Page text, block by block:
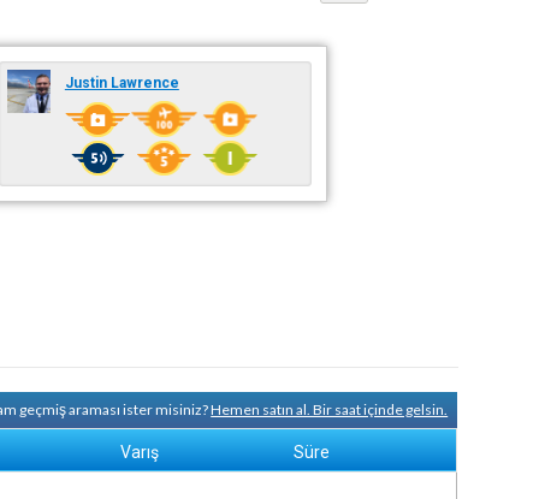
Justin Lawrence
geçmiş araması ister misiniz?Hemen satın al. Bir saat içinde gelsin.
Varış Süre